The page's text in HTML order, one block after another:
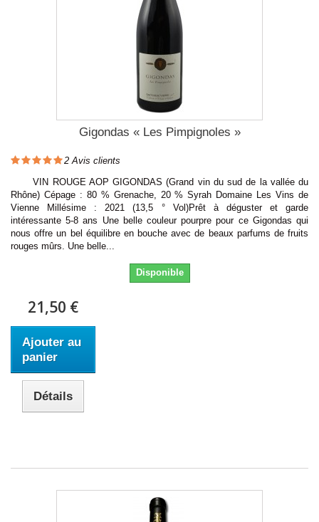
Gigondas « Les Pimpignoles »
2 Avis clients
VIN ROUGE AOP GIGONDAS (Grand vin du sud de la vallée du
Rhône) Cépage : 80 % Grenache, 20 % Syrah Domaine Les Vins de
Vienne Millésime : 2021 (13,5 ° Vol)Prêt à déguster et garde
intéressante 5-8 ans Une belle couleur pourpre pour ce Gigondas qui
nous offre un bel équilibre en bouche avec de beaux parfums de fruits
rouges mûrs. Une belle...
Disponible
21,50 €
Ajouter au
panier
Détails